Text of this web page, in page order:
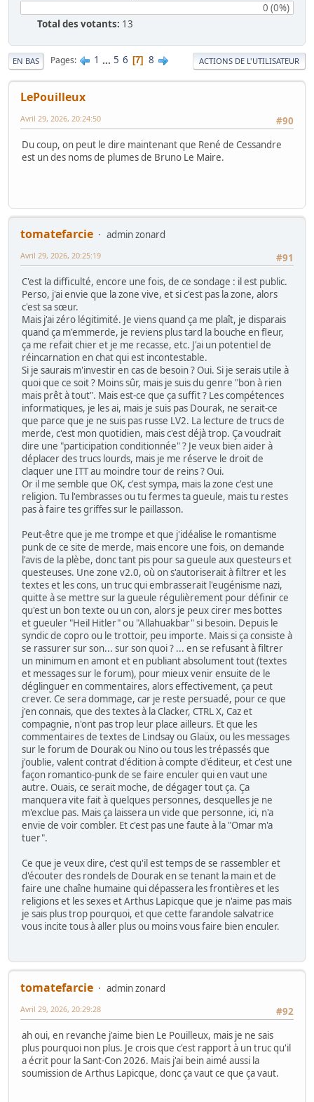
0 (0%)
Total des votants: 13
EN BAS Pages 1 ... 5 6 7 8 ACTIONS DE L'UTILISATEUR
LePouilleux
#90
Avril 29, 2026, 20:24:50
Du coup, on peut le dire maintenant que René de Cessandre
est un des noms de plumes de Bruno Le Maire.
tomatefarcie
admin zonard
#91
Avril 29, 2026, 20:25:19
C'est la difficulté, encore une fois, de ce sondage : il est public.
Perso, j'ai envie que la zone vive, et si c'est pas la zone, alors
c'est sa sœur.
Mais j'ai zéro légitimité. Je viens quand ça me plaît, je disparais
quand ça m'emmerde, je reviens plus tard la bouche en fleur,
ça me refait chier et je me recasse, etc. J'ai un potentiel de
réincarnation en chat qui est incontestable.
Si je saurais m'investir en cas de besoin ? Oui. Si je serais utile à
quoi que ce soit ? Moins sûr, mais je suis du genre "bon à rien
mais prêt à tout". Mais est-ce que ça suffit ? Les compétences
informatiques, je les ai, mais je suis pas Dourak, ne serait-ce
que parce que je ne suis pas russe LV2. La lecture de trucs de
merde, c'est mon quotidien, mais c'est déjà trop. Ça voudrait
dire une "participation conditionnée" ? Je veux bien aider à
déplacer des trucs lourds, mais je me réserve le droit de
claquer une ITT au moindre tour de reins ? Oui.
Or il me semble que OK, c'est sympa, mais la zone c'est une
religion. Tu l'embrasses ou tu fermes ta gueule, mais tu restes
pas à faire tes griffes sur le paillasson.
Peut-être que je me trompe et que j'idéalise le romantisme
punk de ce site de merde, mais encore une fois, on demande
l'avis de la plèbe, donc tant pis pour sa gueule aux questeurs et
questeuses. Une zone v2.0, où on s'autoriserait à filtrer et les
textes et les cons, un truc qui embrasserait l'eugénisme nazi,
quitte à se mettre sur la gueule régulièrement pour définir ce
qu'est un bon texte ou un con, alors je peux cirer mes bottes
et gueuler "Heil Hitler" ou "Allahuakbar" si besoin. Depuis le
syndic de copro ou le trottoir, peu importe. Mais si ça consiste à
se rassurer sur son... sur son quoi ? ... en se refusant à filtrer
un minimum en amont et en publiant absolument tout (textes
et messages sur le forum), pour mieux venir ensuite de le
déglinguer en commentaires, alors effectivement, ça peut
crever. Ce sera dommage, car je reste persuadé, pour ce que
j'en connais, que des textes à la Clacker, CTRL X, Caz et
compagnie, n'ont pas trop leur place ailleurs. Et que les
commentaires de textes de Lindsay ou Glaüx, ou les messages
sur le forum de Dourak ou Nino ou tous les trépassés que
j'oublie, valent contrat d'édition à compte d'éditeur, et c'est une
façon romantico-punk de se faire enculer qui en vaut une
autre. Ouais, ce serait moche, de dégager tout ça. Ça
manquera vite fait à quelques personnes, desquelles je ne
m'exclue pas. Mais ça laissera un vide que personne, ici, n'a
envie de voir combler. Et c'est pas une faute à la "Omar m'a
tuer".
Ce que je veux dire, c'est qu'il est temps de se rassembler et
d'écouter des rondels de Dourak en se tenant la main et de
faire une chaîne humaine qui dépassera les frontières et les
religions et les sexes et Arthus Lapicque que je n'aime pas mais
je sais plus trop pourquoi, et que cette farandole salvatrice
vous incite tous à aller plus ou moins vous faire bien enculer.
tomatefarcie
admin zonard
#92
Avril 29, 2026, 20:29:28
ah oui, en revanche j'aime bien Le Pouilleux, mais je ne sais
plus pourquoi non plus. Je crois que c'est rapport à un truc qu'il
a écrit pour la Sant-Con 2026. Mais j'ai bein aimé aussi la
soumission de Arthus Lapicque, donc ça vaut ce que ça vaut.